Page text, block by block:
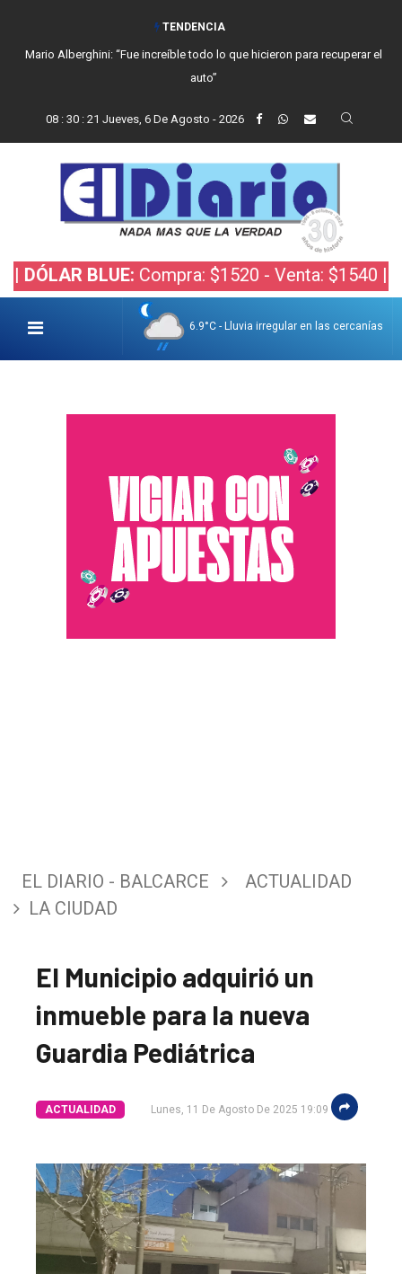
TENDENCIA
Mario Alberghini: “Fue increíble todo lo que hicieron para recuperar el
auto”
08: 30: 22 Jueves, 6 De Agosto - 2026
BLUE:Compra: $1520 - Venta: $1540 |DÓLAR
6.9°C - Lluvia irregular en las cercanías
El
DIARIO
Balcarce
Inicio
EL DIARIO - BALCARCE
ACTUALIDAD
LA CIUDAD
El Municipio adquirió un
inmueble para la nueva
Guardia Pediátrica
ACTUALIDAD Lunes, 11 De Agosto De 2025 19:09